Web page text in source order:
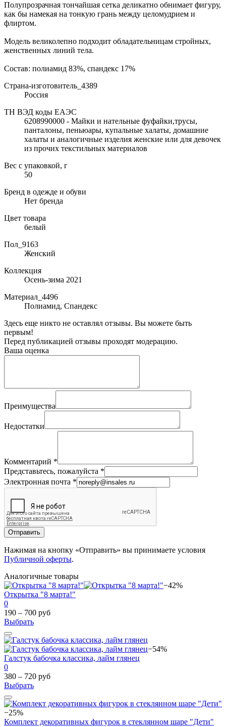
Полупрозрачная тончайшая сетка деликатно обнимает фигуру,
как бы намекая на тонкую грань между целомудрием и
флиртом.
Модель великолепно подходит обладательницам стройных,
женственных линий тела.
Состав: полиамид 83%, спандекс 17%
Страна-изготовитель_4389
Россия
ТН ВЭД коды ЕАЭС
6208990000 - Майки и нательные фуфайки,трусы,
панталоны, пеньюары, купальные халаты, домашние
халаты и аналогичные изделия женские или для девочек
из прочих текстильных материалов
Вес с упаковкой, г
50
Бренд в одежде и обуви
Нет бренда
Цвет товара
белый
Пол_9163
Женский
Коллекция
Осень-зима 2021
Материал_4496
Полиамид, Спандекс
Здесь еще никто не оставлял отзывы. Вы можете быть
первым!
Перед публикацией отзывы проходят модерацию.
Ваша оценка
Преимущества
Недостатки
Комментарий *
Представьтесь, пожалуйста *
Электронная почта *
Отправить
Нажимая на кнопку «Отправить» вы принимаете условия
Публичной оферты.
Аналогичные товары
−42%
Открытка "8 марта!"
0
190 – 700 руб
Выбрать
−54%
Галстук бабочка классика, лайм глянец
0
380 – 720 руб
Выбрать
−25%
Комплект декоративных фигурок в стеклянном шаре "Дети"